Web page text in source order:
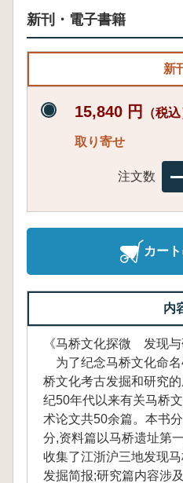
新刊・電子書籍
新
15,840 円 （税込
取り寄せ
注文数
カー
内
《马桥文化探微 发现与
为了纪念马桥文化命名
桥文化考古发掘和研究
纪50年代以来有关马桥
术论文共50余篇。本书
分,资料篇以马桥遗址第
收集了江浙沪三地发现
发掘简报;研究篇内容涉